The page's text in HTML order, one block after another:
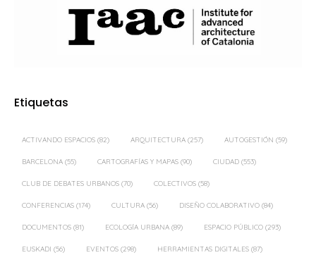
Etiquetas
ACTIVANDO ESPACIOS (82) ARQUITECTURA (257) AUTOGESTIÓN (59)
BARCELONA (55) CARTOGRAFÍAS Y MAPAS (90) CIUDAD (553)
CLUB DE DEBATES URBANOS (70) COLECTIVOS (58)
CONFERENCIAS (174) CULTURA (56) DISEÑO COLABORATIVO (84)
DOCUMENTOS (81) ECOLOGÍA URBANA (89) ESPACIO PÚBLICO (293)
EUSKADI (56) EVENTOS (298) HERRAMIENTAS DIGITALES (87)